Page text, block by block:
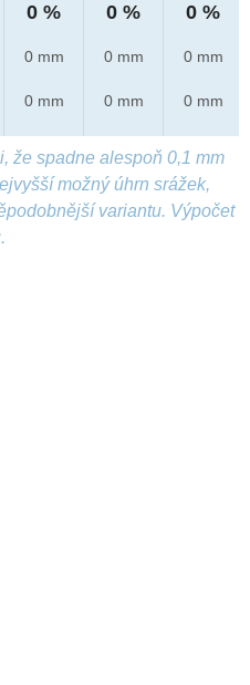
0 %
0 mm
0 mm
0 %
0 mm
0 mm
0 %
0 mm
0 mm
že spadne alespoň 0,1 mm
možný úhrn srážek,
variantu. Výpočet